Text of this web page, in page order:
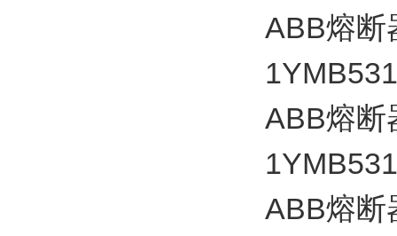
ABB熔断
ABB熔断
ABB熔断